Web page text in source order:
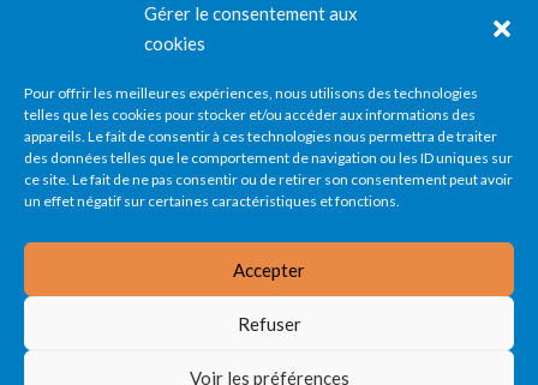
Gérer le consentement aux
cookies
Pour offrir les meilleures expériences, nous utilisons des technologies
telles que les cookies pour stocker et/ou accéder aux informations des
appareils. Le fait de consentir à ces technologies nous permettra de traiter
des données telles que le comportement de navigation ou les ID uniques sur
ce site. Le fait de ne pas consentir ou de retirer son consentement peut avoir
un effet négatif sur certaines caractéristiques et fonctions.
Accepter
Refuser
Voir les préférences
INFOS LÉGALES
Mentions légales
Politique des cookies – EU
Nous contacter